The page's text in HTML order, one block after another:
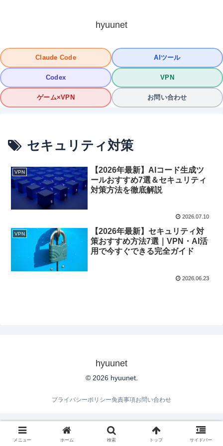
hyuunet
Claude Code AIツール
Codex VPN
ゲーム×VPN お問い合わせ
セキュリティ対策
VPN
【2026年最新】AIコード生成ツ
ールおすすめ7選＆セキュリティ
対策方法を徹底解説
2026.07.10
VPN
【2026年最新】セキュリティ対
策おすすめ方法7選｜VPN・AI活
用で今すぐできる完全ガイド
2026.06.23
hyuunet
© 2026 hyuunet.
プライバシーポリシー免責事項お問い合わせ
メニュー ホーム 検索 トップ サイドバー